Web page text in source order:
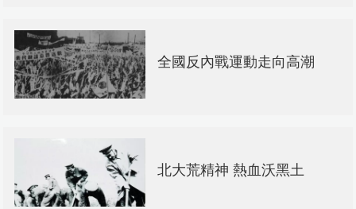
全國反內戰運動走向高潮
北大荒精神 熱血沃黑土